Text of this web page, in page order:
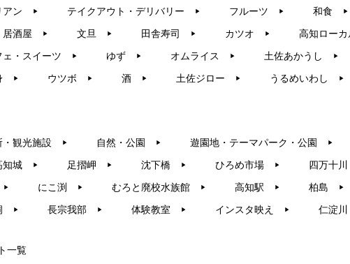
アン ▶︎ テイクアウト・デリバリー ▶︎ フルーツ ▶︎ 和食 ▶︎
居酒屋 ▶︎ 文旦 ▶︎ 田舎寿司 ▶︎ カツオ ▶︎ 高知ローカ
・スイーツ ▶︎ ゆず ▶︎ オムライス ▶︎ 土佐あかうし ▶︎
▶︎ ウツボ ▶︎ 酒 ▶︎ 土佐ジロー ▶︎ うるめいわし ▶︎
・観光施設 ▶︎ 自然・公園 ▶︎ 遊園地・テーマパーク・公園 ▶︎
知城 ▶︎ 足摺岬 ▶︎ 沈下橋 ▶︎ ひろめ市場 ▶︎ 四万十川
▶︎ にこ渕 ▶︎ むろと廃校水族館 ▶︎ 高知駅 ▶︎ 柏島 ▶︎
▶︎ 長宗我部 ▶︎ 体験教室 ▶︎ インスタ映え ▶︎ 仁淀川
一覧